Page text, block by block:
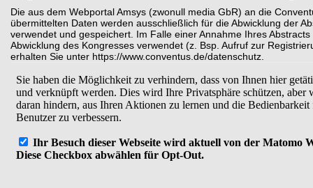
Die aus dem Webportal Amsys (zwonull media GbR) an die
übermittelten Daten werden ausschließlich für die Abwicklung der
verwendet und gespeichert. Im Falle einer Annahme Ihres
Abwicklung des Kongresses verwendet (z. Bsp. Aufruf zur
erhalten Sie unter https://www.conventus.de/datenschutz.